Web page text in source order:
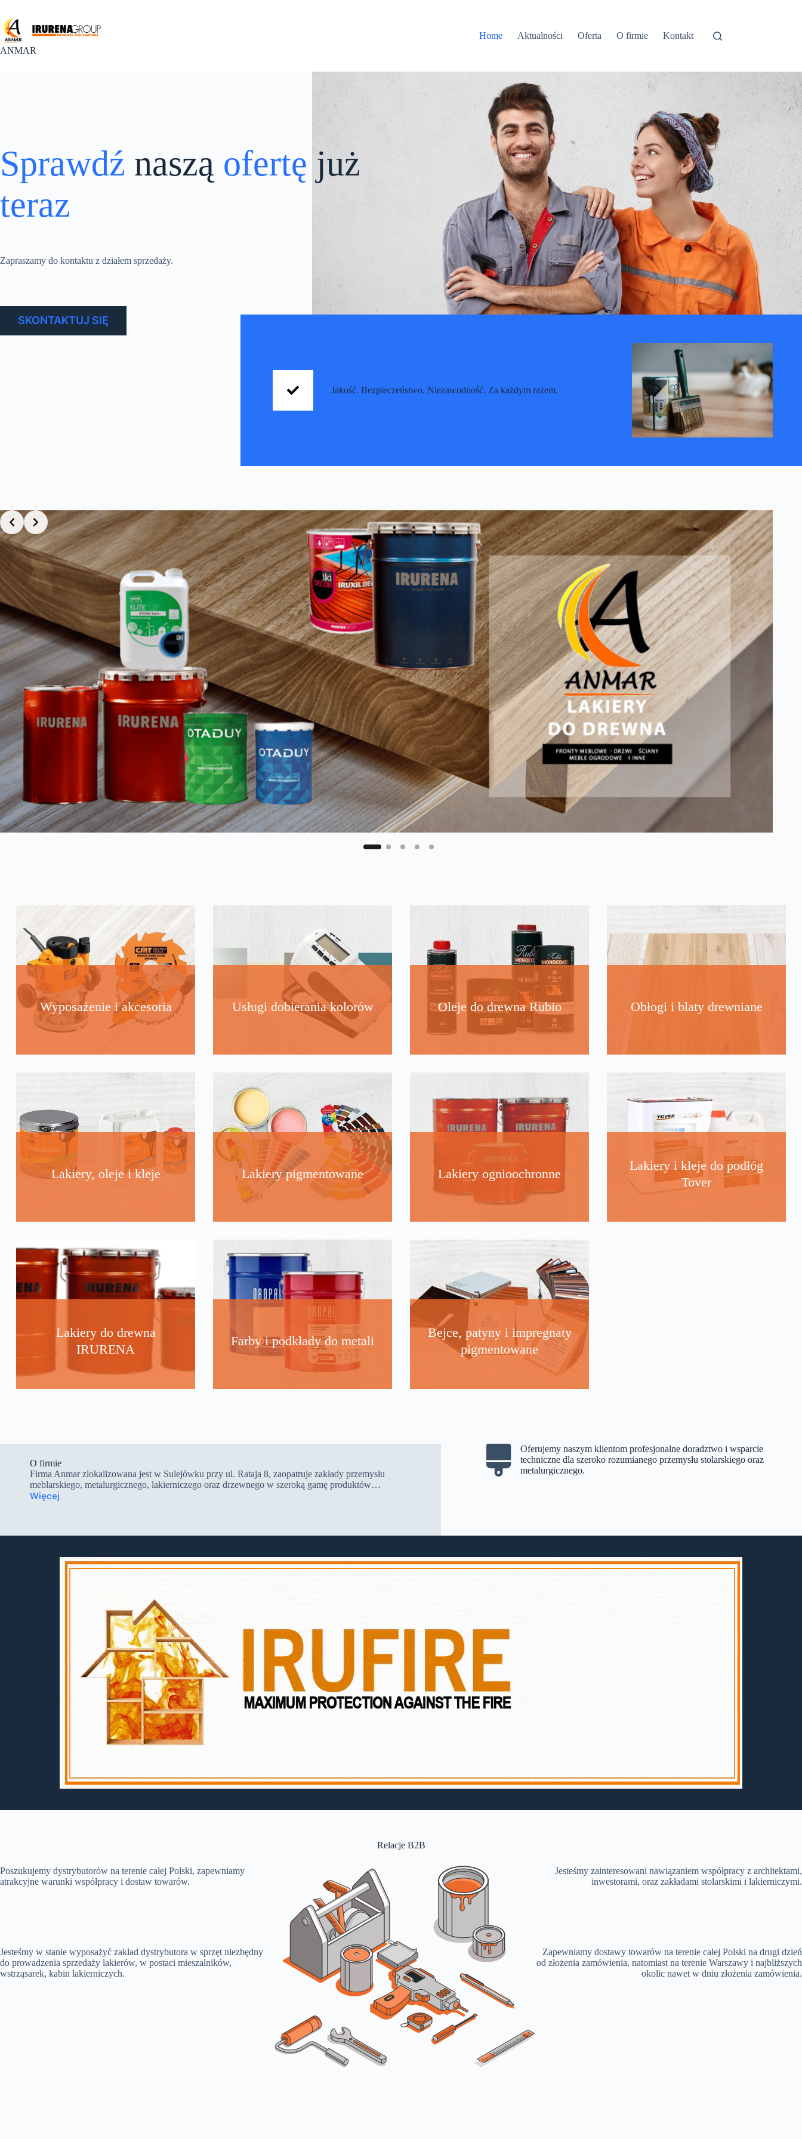
treści
ANMAR
Home Aktualności Oferta O firmie Kontakt
Sprawdź naszą ofertęjuż
teraz
Zapraszamy do kontaktu z działem sprzedaży.
SKONTAKTUJ SIĘ
Jakość. Bezpieczeństwo. Niezawodność. Za każdym razem.
Wyposażenie i akcesoria Usługi dobierania kolorów Oleje do drewna Rubio Obłogi i blaty drewniane
Lakiery, oleje i kleje Lakiery pigmentowane Lakiery ognioochronne
Lakiery i kleje do podłóg
Tover
Lakiery do drewna
IRURENA
Farby i podkłady do metali
Bejce, patyny i impregnaty
pigmentowane
O firmie
Firma Anmar zlokalizowana jest w Sulejówku przy ul. Rataja 8, zaopatruje zakłady przemysłu
meblarskiego, metalurgicznego, lakierniczego oraz drzewnego w szeroką gamę produktów…
Więcej
Oferujemy naszym klientom profesjonalne doradztwo i wsparcie
techniczne dla szeroko rozumianego przemysłu stolarskiego oraz
metalurgicznego.
Relacje B2B
Poszukujemy dystrybutorów na terenie całej Polski, zapewniamy
atrakcyjne warunki współpracy i dostaw towarów.
Jesteśmy w stanie wyposażyć zakład dystrybutora w sprzęt niezbędny
do prowadzenia sprzedaży lakierów, w postaci mieszalników,
wstrząsarek, kabin lakierniczych.
Jesteśmy zainteresowani nawiązaniem współpracy z architektami,
inwestorami, oraz zakładami stolarskimi i lakierniczymi.
Zapewniamy dostawy towarów na terenie całej Polski na drugi dzień
od złożenia zamówienia, natomiast na terenie Warszawy i najbliższych
okolic nawet w dniu złożenia zamówienia.